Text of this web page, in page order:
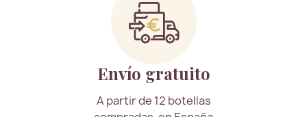
Envío gratuito
A partir de 12 botellas